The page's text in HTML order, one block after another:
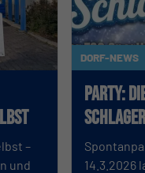
–
und
DORF-NEWS
Party:
14.3.2026